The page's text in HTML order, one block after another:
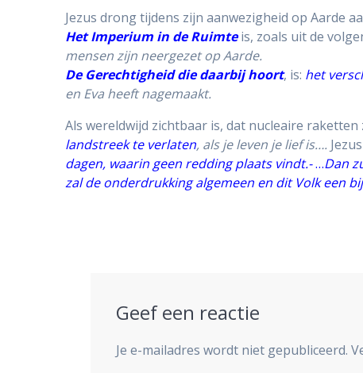
Jezus drong tijdens zijn aanwezigheid op Aarde
Het Imperium in de Ruimte is, zoals uit de
mensen zijn neergezet op Aarde.
De Gerechtigheid die daarbij hoort, is: het
en Eva heeft nagemaakt.
Als wereldwijd zichtbaar is, dat nucleaire
landstreek te verlaten, als je leven je lief is….
dagen, waarin geen redding plaats vindt.-…Dan
zal de onderdrukking algemeen en dit Volk een
Geef een reactie
Je e-mailadres wordt niet gepubliceerd.